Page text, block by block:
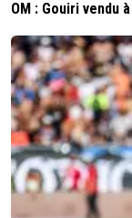
OM : Gouiri vendu